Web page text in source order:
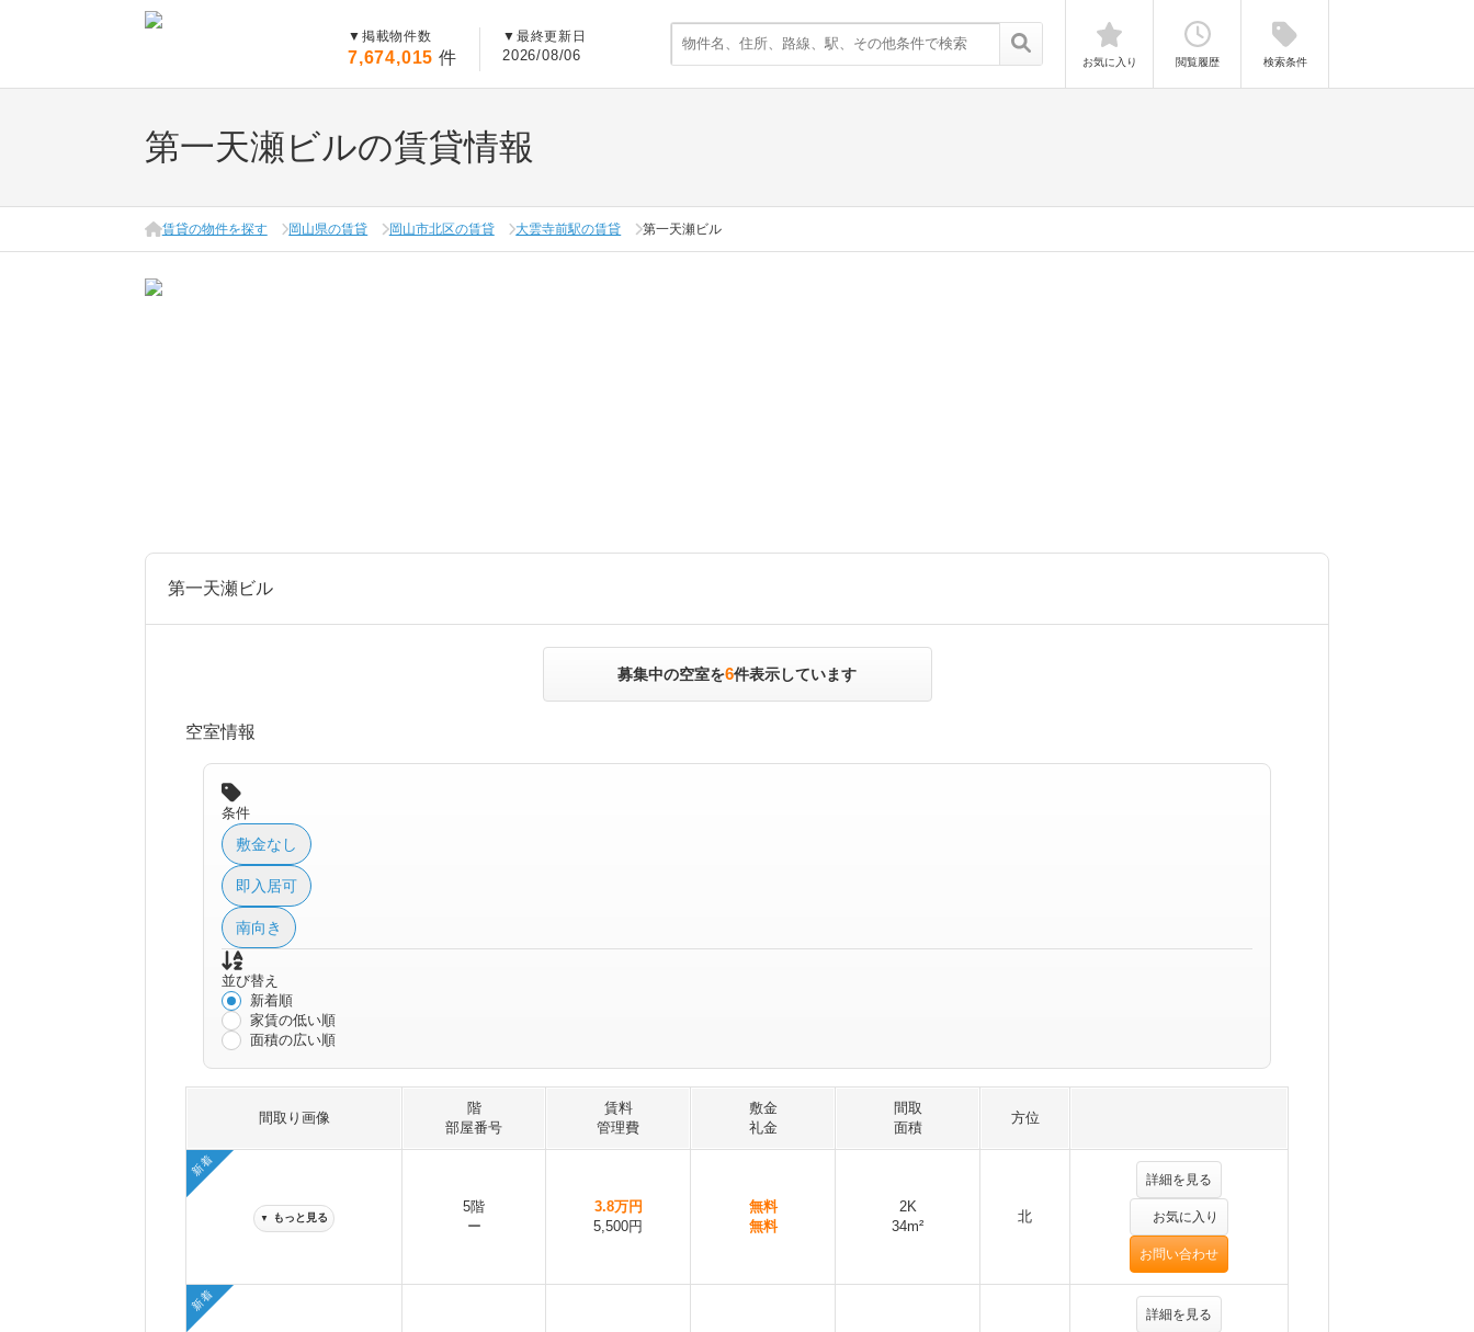
▼ 掲載物件数
7,674,015 件
▼ 最終更新日
2026/08/06 お気に入り 閲覧履歴 検索条件
第一天瀬ビルの賃貸情報
賃貸の物件を探す 岡山県の賃貸 岡山市北区の賃貸 大雲寺前駅の賃貸 第一天瀬ビル
第一天瀬ビル
募集中の空室を6件表示しています
空室情報
条件
敷金なし
即入居可
南向き
並び替え
新着順
家賃の低い順
面積の広い順
間取り画像
階
部屋番号
賃料
管理費
敷金
礼金
間取
面積
方位
新着
▼ もっと見る
5階
ー
3.8万円
5,500円
無料
無料
2K
34m²
北
詳細を見る
お気に入り
お問い合わせ
新着
詳細を見る